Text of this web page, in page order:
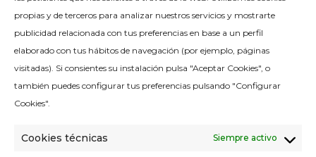
propias y de terceros para analizar nuestros servicios y mostrarte
publicidad relacionada con tus preferencias en base a un perfil
elaborado con tus hábitos de navegación (por ejemplo, páginas
visitadas). Si consientes su instalación pulsa "Aceptar Cookies", o
también puedes configurar tus preferencias pulsando "Configurar
Cookies".
Cookies técnicas Siempre activo
Política de calidad
Política de privacidad